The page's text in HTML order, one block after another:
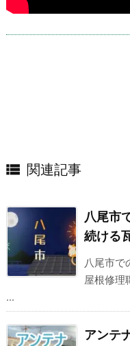
 関連記事
八尾市
続ける
八尾市で
屋根修理
...
アンテ